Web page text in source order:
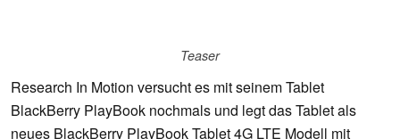
Teaser
Research In Motion versucht es mit seinem Tablet
BlackBerry PlayBook nochmals und legt das Tablet als
neues BlackBerry PlayBook Tablet 4G LTE Modell mit